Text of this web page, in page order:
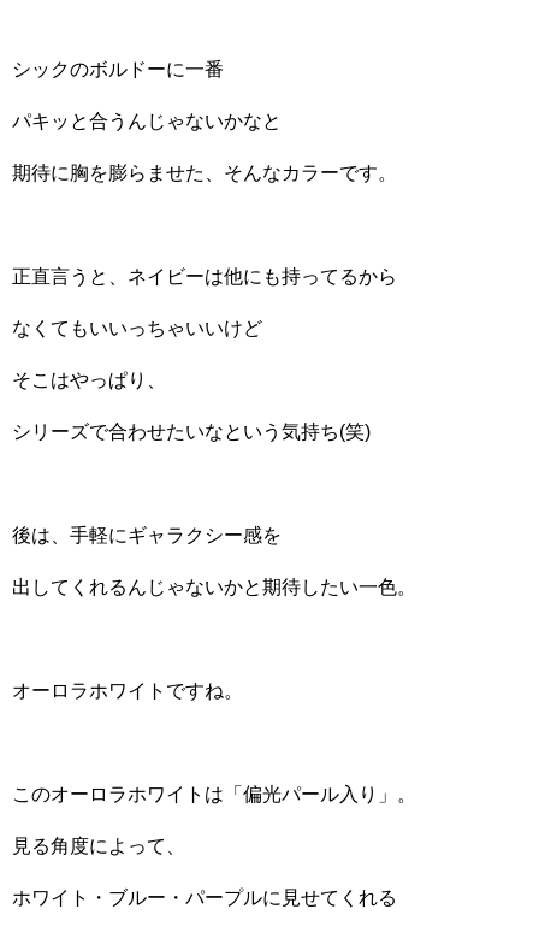
シックのボルドーに一番
パキッと合うんじゃないかなと
期待に胸を膨らませた、そんなカラーです。
正直言うと、ネイビーは他にも持ってるから
なくてもいいっちゃいいけど
そこはやっぱり、
シリーズで合わせたいなという気持ち(笑)
後は、手軽にギャラクシー感を
出してくれるんじゃないかと期待したい一色。
オーロラホワイトですね。
このオーロラホワイトは「偏光パール入り」。
見る角度によって、
ホワイト・ブルー・パープルに見せてくれる